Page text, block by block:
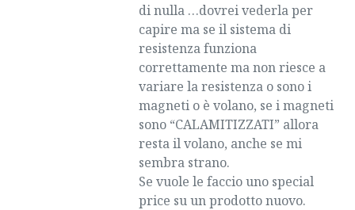
di nulla …dovrei vederla per
capire ma se il sistema di
resistenza funziona
correttamente ma non riesce a
variare la resistenza o sono i
magneti o è volano, se i magneti
sono “CALAMITIZZATI” allora
resta il volano, anche se mi
sembra strano.
Se vuole le faccio uno special
price su un prodotto nuovo.